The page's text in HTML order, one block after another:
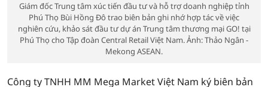
Giám đốc Trung tâm xúc tiến đầu tư và hỗ trợ doanh nghiệp tỉnh
Phú Thọ Bùi Hồng Đô trao biên bản ghi nhớ hợp tác về việc
nghiên cứu, khảo sát đầu tư dự án Trung tâm thương mại GO! tại
Phú Thọ cho Tập đoàn Central Retail Việt Nam. Ảnh: Thảo Ngân -
Mekong ASEAN.
Công ty TNHH MM Mega Market Việt Nam ký biên bản